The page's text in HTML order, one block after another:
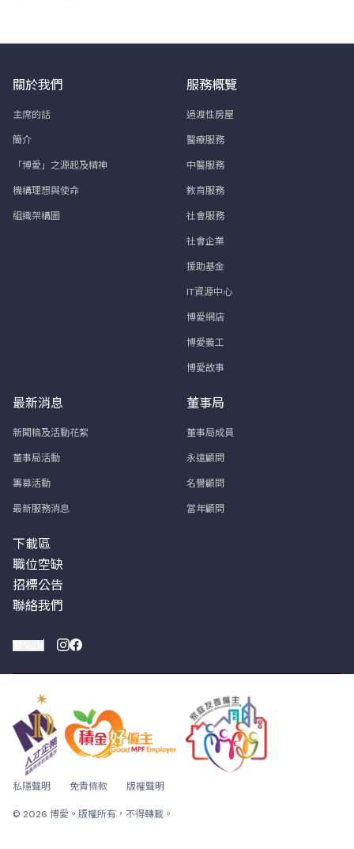
關於我們
主席的話
簡介
「博愛」之源起及精神
機構理想與使命
組織架構圖
服務概覽
過渡性房屋
醫療服務
中醫服務
教育服務
社會服務
社會企業
援助基金
IT資源中心
博愛網店
博愛義工
博愛故事
最新消息
新聞稿及活動花絮
董事局活動
籌募活動
最新服務消息
董事局
董事局成員
永遠顧問
名譽顧問
當年顧問
下載區
職位空缺
招標公告
聯絡我們
私隱聲明 免責條款 版權聲明
© 2026 博愛。版權所有，不得轉載。